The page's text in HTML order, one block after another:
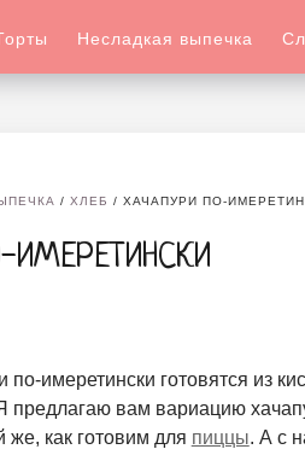
Несладкая выпечка
/ ХЛЕБ / ХАЧАПУРИ ПО-
ИМЕРЕТИНСКИ
по-имеретински готовятся из
предлагаю вам вариацию
как готовим для пиццы. А с